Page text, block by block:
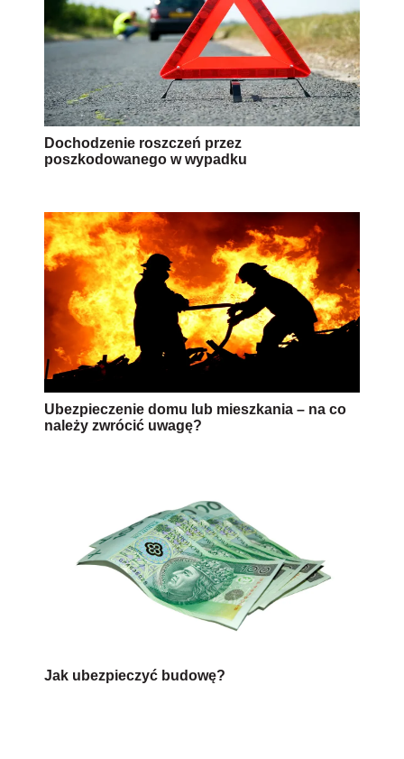
Dochodzenie roszczeń przez
poszkodowanego w wypadku
Ubezpieczenie domu lub mieszkania – na co
należy zwrócić uwagę?
Jak ubezpieczyć budowę?